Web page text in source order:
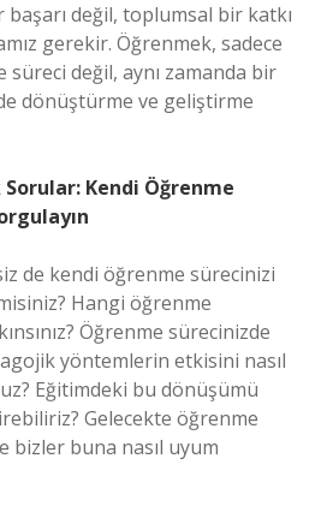
başarı değil, toplumsal bir katkı
gerekir. Öğrenmek, sadece
değil, aynı zamanda bir
dönüştürme ve geliştirme
Kendi Öğrenme
de kendi öğrenme sürecinizi
Hangi öğrenme
Öğrenme sürecinizde
yöntemlerin etkisini nasıl
Eğitimdeki bu dönüşümü
Gelecekte öğrenme
bizler buna nasıl uyum